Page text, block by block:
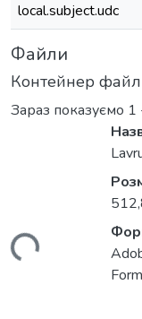
local.subject.udc
Файли
Контейнер
Зараз показуємо 1